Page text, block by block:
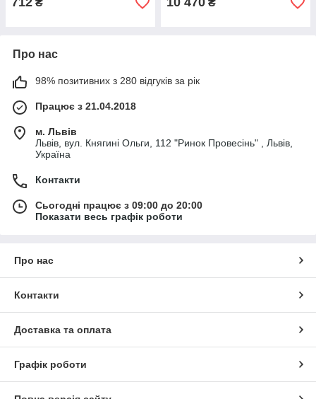
₴ ₴
Про нас
98% позитивних з 280 відгуків за рік
Працює з 21.04.2018
м. Львів
Львів, вул. Княгині Ольги, 112 "Ринок Провесінь" , Львів,
Україна
Контакти
Сьогодні працює з 09:00 до 20:00
Показати весь графік роботи
Про нас
Контакти
Доставка та оплата
Графік роботи